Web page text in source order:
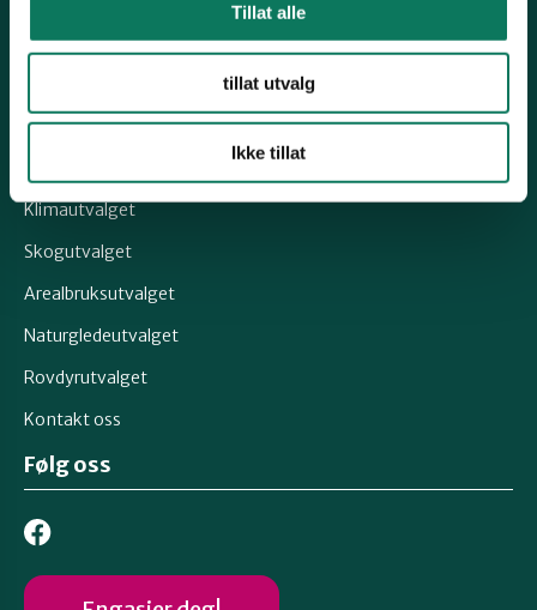
Tillat alle
tillat utvalg
Ikke tillat
innlandet@naturvernforbundet.no
Kontonummer: 1502 31 50242
Klimautvalget
Skogutvalget
Arealbruksutvalget
Naturgledeutvalget
Rovdyrutvalget
Kontakt oss
Følg oss